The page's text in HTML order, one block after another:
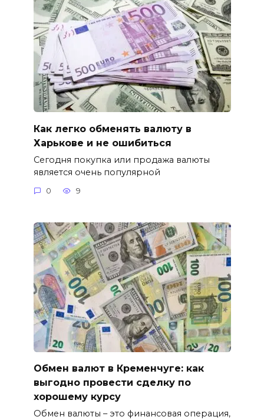
Как легко обменять валюту в
Харькове и не ошибиться
Сегодня покупка или продажа валюты
является очень популярной
0 9
Обмен валют в Кременчуге: как
выгодно провести сделку по
хорошему курсу
Обмен валюты – это финансовая операция,